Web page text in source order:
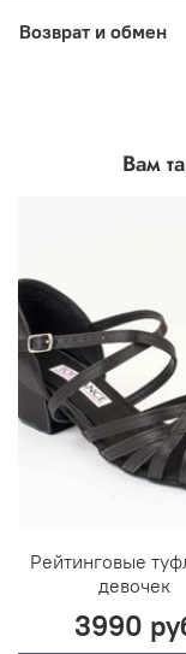
безопасно!
Подробнее о
Возврат и обмен
Из
Вам
Рейтинговые
девочек
3990